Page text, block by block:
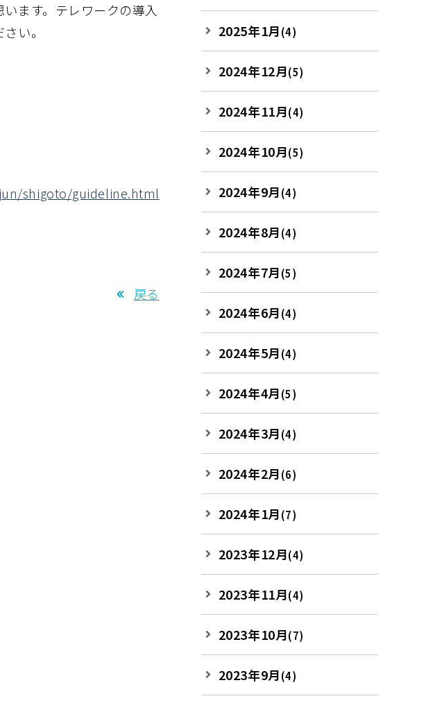
ます。テレワークの導入
さい。
shigoto/guideline.html
戻る
2025年1月(4)
2024年12月(5)
2024年11月(4)
2024年10月(5)
2024年9月(4)
2024年8月(4)
2024年7月(5)
2024年6月(4)
2024年5月(4)
2024年4月(5)
2024年3月(4)
2024年2月(6)
2024年1月(7)
2023年12月(4)
2023年11月(4)
2023年10月(7)
2023年9月(4)